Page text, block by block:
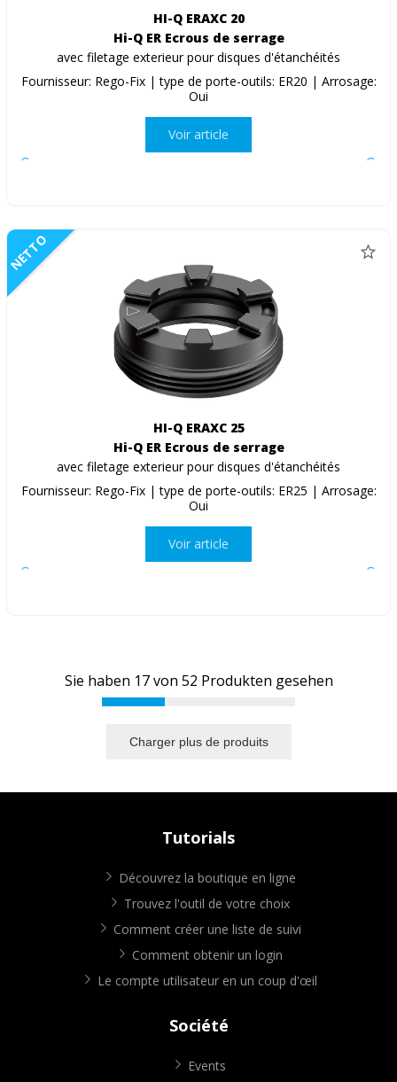
HI-Q ERAXC 20
Hi-Q ER Ecrous de serrage
avec filetage exterieur pour disques d'étanchéités
Fournisseur: Rego-Fix | type de porte-outils: ER20 | Arrosage:
Oui
Voir article
NETTO
HI-Q ERAXC 25
Hi-Q ER Ecrous de serrage
avec filetage exterieur pour disques d'étanchéités
Fournisseur: Rego-Fix | type de porte-outils: ER25 | Arrosage:
Oui
Voir article
Sie haben 17von 52 Produkten gesehen
Charger plus de produits
Tutorials
Découvrez la boutique en ligne
Trouvez l'outil de votre choix
Comment créer une liste de suivi
Comment obtenir un login
Le compte utilisateur en un coup d'œil
Société
Events